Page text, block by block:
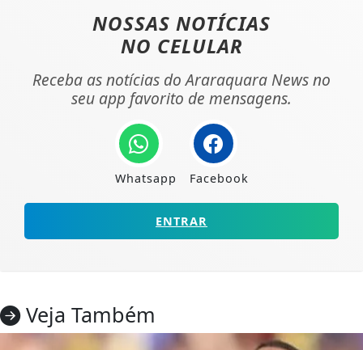
NOSSAS NOTÍCIAS
NO CELULAR
Receba as notícias do Araraquara News no
seu app favorito de mensagens.
Whatsapp Facebook
ENTRAR
Veja Também